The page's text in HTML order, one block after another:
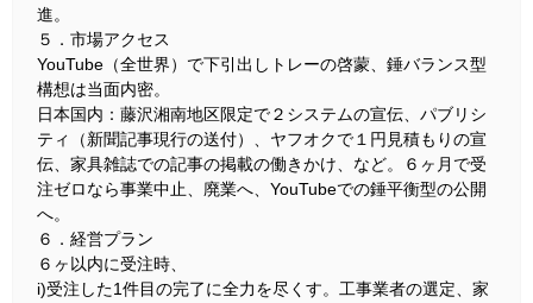
進。
５．市場アクセス
YouTube（全世界）で下引出しトレーの啓蒙、錘バランス型
構想は当面内密。
日本国内：藤沢湘南地区限定で２システムの宣伝、パブリシ
ティ（新聞記事現行の送付）、ヤフオクで１円見積もりの宣
伝、家具雑誌での記事の掲載の働きかけ、など。６ヶ月で受
注ゼロなら事業中止、廃業へ、YouTubeでの錘平衡型の公開
へ。
６．経営プラン
６ヶ以内に受注時、
i)受注した1件目の完了に全力を尽くす。工事業者の選定、家